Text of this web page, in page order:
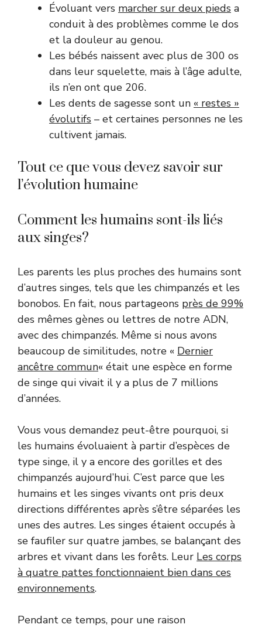
Évoluant vers marcher sur deux pieds a
conduit à des problèmes comme le dos
et la douleur au genou.
Les bébés naissent avec plus de 300 os
dans leur squelette, mais à l’âge adulte,
ils n’en ont que 206.
Les dents de sagesse sont un « restes »
évolutifs – et certaines personnes ne les
cultivent jamais.
Tout ce que vous devez savoir sur
l’évolution humaine
Comment les humains sont-ils liés
aux singes?
Les parents les plus proches des humains sont
d’autres singes, tels que les chimpanzés et les
bonobos. En fait, nous partageons près de 99%
des mêmes gènes ou lettres de notre ADN,
avec des chimpanzés. Même si nous avons
beaucoup de similitudes, notre « Dernier
ancêtre commun« était une espèce en forme
de singe qui vivait il y a plus de 7 millions
d’années.
Vous vous demandez peut-être pourquoi, si
les humains évoluaient à partir d’espèces de
type singe, il y a encore des gorilles et des
chimpanzés aujourd’hui. C’est parce que les
humains et les singes vivants ont pris deux
directions différentes après s’être séparées les
unes des autres. Les singes étaient occupés à
se faufiler sur quatre jambes, se balançant des
arbres et vivant dans les forêts. Leur Les corps
à quatre pattes fonctionnaient bien dans ces
environnements.
Pendant ce temps, pour une raison